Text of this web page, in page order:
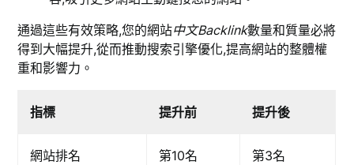
通過這些有效策略,您的網站中文Backlink數量和質量必將
得到大幅提升,從而推動搜索引擎優化,提高網站的整體權
重和影響力。
指標 提升前 提升後
網站排名 第10名 第3名